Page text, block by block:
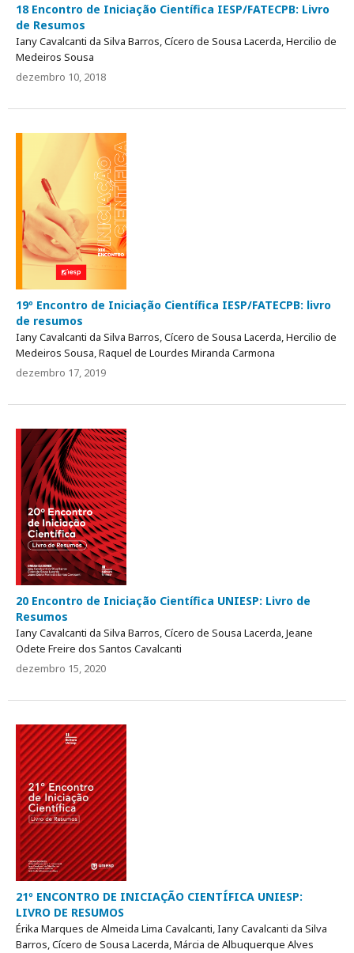
18 Encontro de Iniciação Científica IESP/FATECPB: Livro
de Resumos
Iany Cavalcanti da Silva Barros, Cícero de Sousa Lacerda, Hercilio de
Medeiros Sousa
dezembro 10, 2018
19º Encontro de Iniciação Científica IESP/FATECPB: livro
de resumos
Iany Cavalcanti da Silva Barros, Cícero de Sousa Lacerda, Hercilio de
Medeiros Sousa, Raquel de Lourdes Miranda Carmona
dezembro 17, 2019
20 Encontro de Iniciação Científica UNIESP: Livro de
Resumos
Iany Cavalcanti da Silva Barros, Cícero de Sousa Lacerda, Jeane
Odete Freire dos Santos Cavalcanti
dezembro 15, 2020
21º ENCONTRO DE INICIAÇÃO CIENTÍFICA UNIESP:
LIVRO DE RESUMOS
Érika Marques de Almeida Lima Cavalcanti, Iany Cavalcanti da Silva
Barros, Cícero de Sousa Lacerda, Márcia de Albuquerque Alves